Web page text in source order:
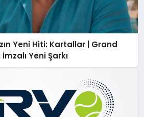
Yeni Hiti: Kartallar | Grand
Yeni Şarkı